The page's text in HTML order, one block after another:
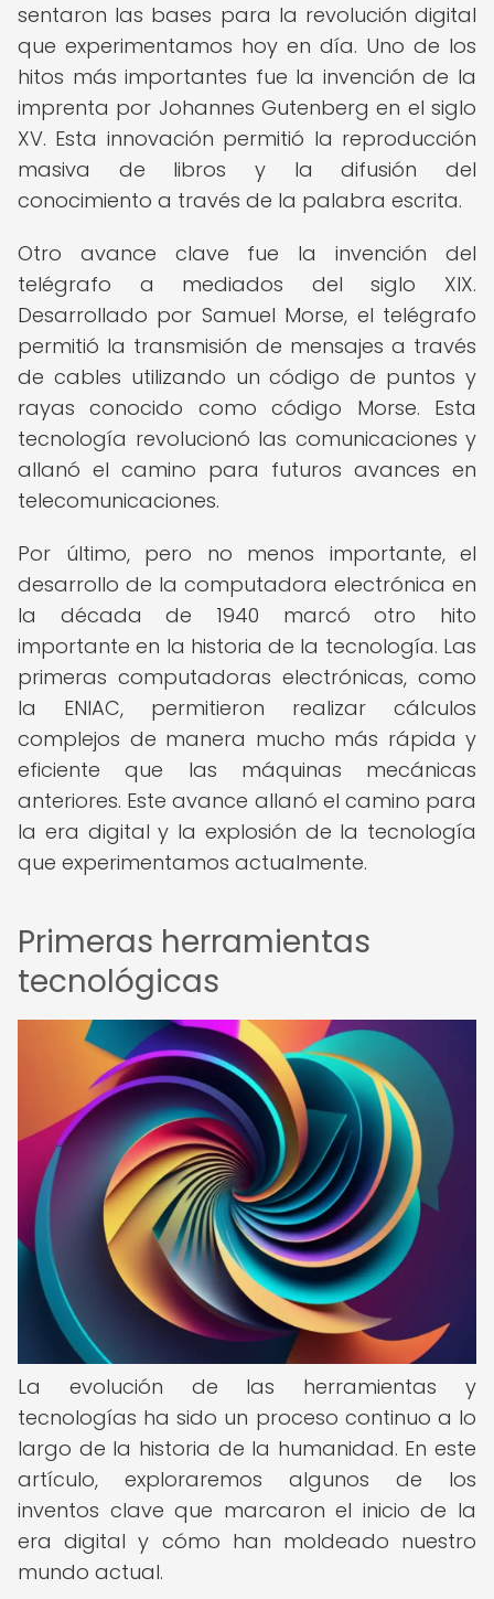
sentaron las bases para la revolución digital
que experimentamos hoy en día. Uno de los
hitos más importantes fue la invención de la
imprenta por Johannes Gutenberg en el siglo
XV. Esta innovación permitió la reproducción
masiva de libros y la difusión del
conocimiento a través de la palabra escrita.
Otro avance clave fue la invención del
telégrafo a mediados del siglo XIX.
Desarrollado por Samuel Morse, el telégrafo
permitió la transmisión de mensajes a través
de cables utilizando un código de puntos y
rayas conocido como código Morse. Esta
tecnología revolucionó las comunicaciones y
allanó el camino para futuros avances en
telecomunicaciones.
Por último, pero no menos importante, el
desarrollo de la computadora electrónica en
la década de 1940 marcó otro hito
importante en la historia de la tecnología. Las
primeras computadoras electrónicas, como
la ENIAC, permitieron realizar cálculos
complejos de manera mucho más rápida y
eficiente que las máquinas mecánicas
anteriores. Este avance allanó el camino para
la era digital y la explosión de la tecnología
que experimentamos actualmente.
Primeras herramientas
tecnológicas
La evolución de las herramientas y
tecnologías ha sido un proceso continuo a lo
largo de la historia de la humanidad. En este
artículo, exploraremos algunos de los
inventos clave que marcaron el inicio de la
era digital y cómo han moldeado nuestro
mundo actual.